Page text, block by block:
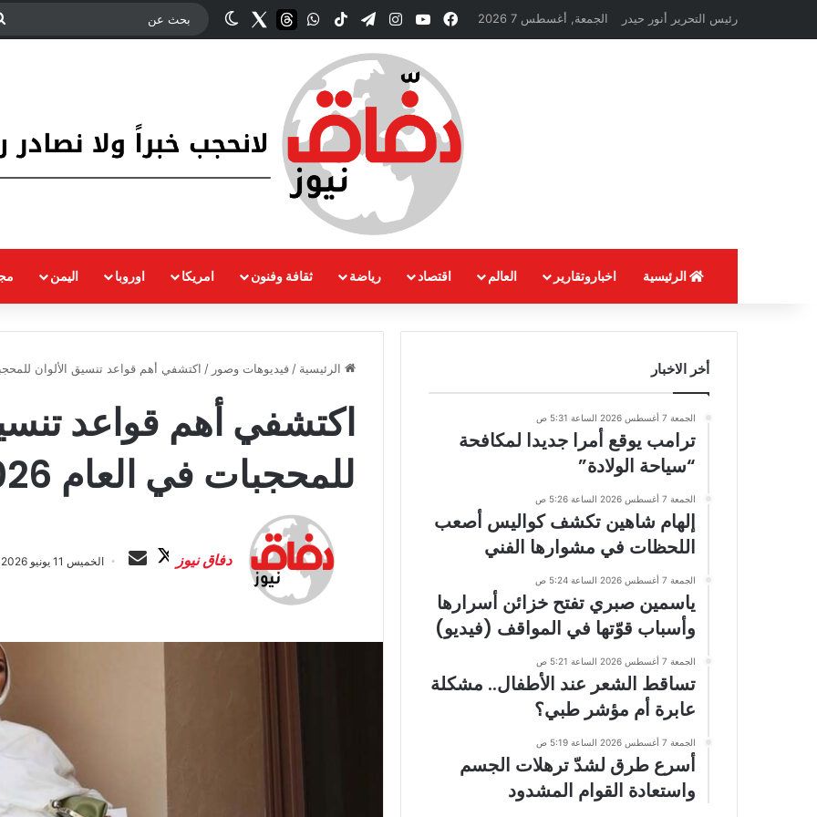
رئيس التحرير أنور حيدر الجمعة, أغسطس 7 2026 فيسبوك‫YouTubeانستقرام
تيلقرام ‫TikTokواتسابthreads
Twitterالوضع المظلم
الرئيسية اخباروتقارير العالم اقتصاد رياضة ثقافة وفنون امريكا اوروبا اليمن
الرئيسية / فيديوهات وصور / اكتشفي أهم قواعد تنسيق الألوان للمحجبات
اكتشفي أهم قواعد
للمحجبات في العام 2026
دفاق نيوز
ا
ب
ل
ر
الخميس 11 يونيو 2026 الساعة 1:31 ص
أخر الاخبار
الجمعة 7 أغسطس 2026 الساعة 5:31 ص
ترامب يوقع أمرا جديدا لمكافحة
“سياحة الولادة”
الجمعة 7 أغسطس 2026 الساعة 5:26 ص
إلهام شاهين تكشف كواليس أصعب
اللحظات في مشوارها الفني
الجمعة 7 أغسطس 2026 الساعة 5:24 ص
ياسمين صبري تفتح خزائن أسرارها
وأسباب قوّتها في المواقف (فيديو)
الجمعة 7 أغسطس 2026 الساعة 5:21 ص
تساقط الشعر عند الأطفال.. مشكلة
عابرة أم مؤشر طبي؟
الجمعة 7 أغسطس 2026 الساعة 5:19 ص
أسرع طرق لشدّ ترهلات الجسم
واستعادة القوام المشدود